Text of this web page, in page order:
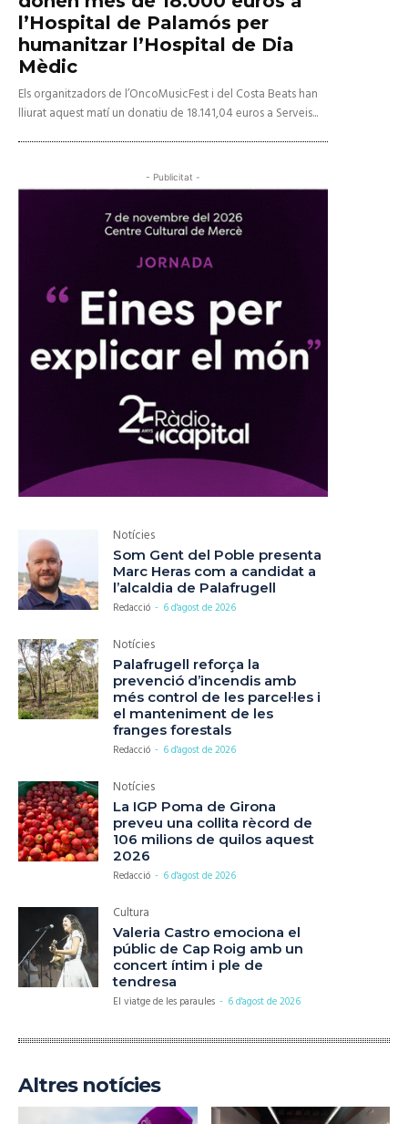
l’Hospital de Palamós per
humanitzar l’Hospital de Dia
Mèdic
Els organitzadors de l’OncoMusicFest i del Costa Beats han
lliurat aquest matí un donatiu de 18.141,04 euros a Serveis...
- Publicitat -
Notícies
Som Gent del Poble presenta
Marc Heras com a candidat a
l’alcaldia de Palafrugell
Redacció - 6 d'agost de 2026
Notícies
Palafrugell reforça la
prevenció d’incendis amb
més control de les parcel·les i
el manteniment de les
franges forestals
Redacció - 6 d'agost de 2026
Notícies
La IGP Poma de Girona
preveu una collita rècord de
106 milions de quilos aquest
2026
Redacció - 6 d'agost de 2026
Cultura
Valeria Castro emociona el
públic de Cap Roig amb un
concert íntim i ple de
tendresa
El viatge de les paraules - 6 d'agost de 2026
Altres notícies